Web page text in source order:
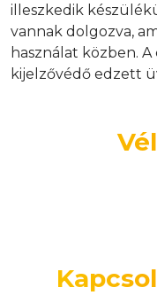
illeszkedik
vannak dolgozva,
használat közben.
kijelzővédő edzett